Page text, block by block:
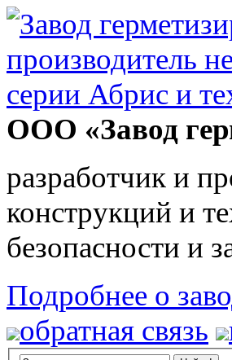
ООО «Завод
разработчик и
конструкций и
безопасности и
Подробнее о
обратная связь